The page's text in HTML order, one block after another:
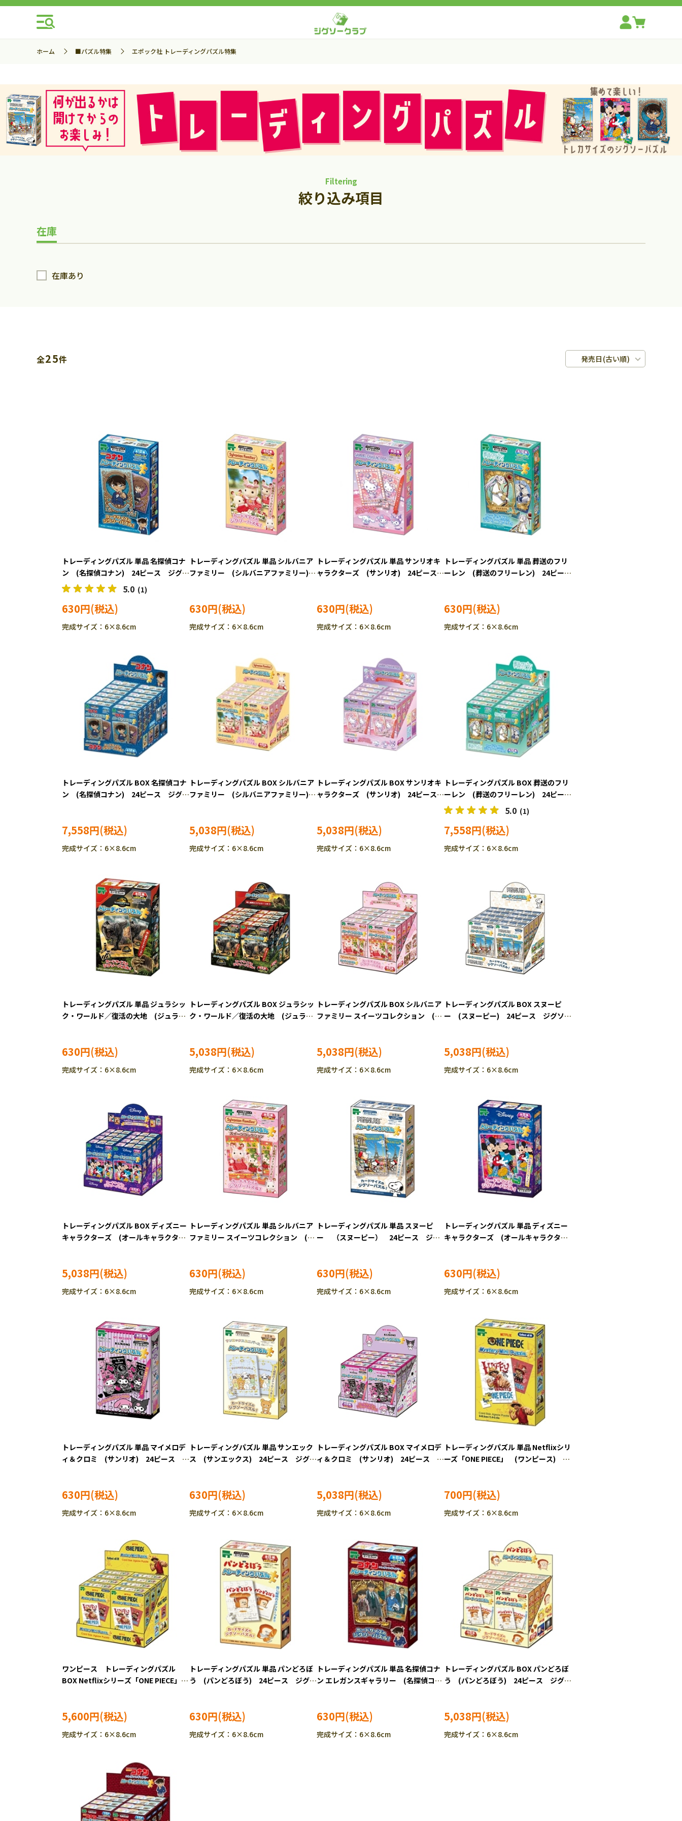
ホーム ■パズル特集 エポック社 トレーディングパズル特集
Filtering
絞り込み項目
在庫
在庫あり
全25件 発売日(古い順)
トレーディングパズル 単品 名探偵コナ
ン (名探偵コナン) 24ピース ジグソ
ーパズル EPO-58-101
5.0 (1)
630円
完成サイズ：6×8.6cm
トレーディングパズル 単品 シルバニア
ファミリー (シルバニアファミリー)
630円
完成サイズ：6×8.6cm
トレーディングパズル 単品 サンリオキ
ャラクターズ (サンリオ) 24ピース
630円
完成サイズ：6×8.6cm
トレーディングパズル 単品 葬送のフリ
ーレン (葬送のフリーレン) 24ピー
630円
完成サイズ：6×8.6cm
トレーディングパズル BOX 名探偵コナ
ン (名探偵コナン) 24ピース ジグソ
7,558円
完成サイズ：6×8.6cm
トレーディングパズル BOX シルバニア
ファミリー (シルバニアファミリー)
5,038円
完成サイズ：6×8.6cm
トレーディングパズル BOX サンリオキ
ャラクターズ (サンリオ) 24ピース
5,038円
完成サイズ：6×8.6cm
トレーディングパズル BOX 葬送のフリ
ーレン (葬送のフリーレン) 24ピー
ス ジグソーパズル EPO-58-204
5.0 (1)
7,558円
完成サイズ：6×8.6cm
トレーディングパズル 単品 ジュラシッ
ク・ワールド／復活の大地 (ジュラシ
630円
完成サイズ：6×8.6cm
トレーディングパズル BOX ジュラシッ
ク・ワールド／復活の大地 (ジュラシ
5,038円
完成サイズ：6×8.6cm
トレーディングパズル BOX シルバニア
ファミリー スイーツコレクション (シ
5,038円
完成サイズ：6×8.6cm
トレーディングパズル BOX スヌーピ
ー (スヌーピー) 24ピース ジグソー
5,038円
完成サイズ：6×8.6cm
トレーディングパズル BOX ディズニー
キャラクターズ (オールキャラクタ
5,038円
完成サイズ：6×8.6cm
トレーディングパズル 単品 シルバニア
ファミリー スイーツコレクション (シ
630円
完成サイズ：6×8.6cm
トレーディングパズル 単品 スヌーピ
ー （スヌーピー） 24ピース ジグ
630円
完成サイズ：6×8.6cm
トレーディングパズル 単品 ディズニー
キャラクターズ (オールキャラクタ
630円
完成サイズ：6×8.6cm
トレーディングパズル 単品 マイメロデ
ィ＆クロミ (サンリオ) 24ピース ジ
630円
完成サイズ：6×8.6cm
トレーディングパズル 単品 サンエック
ス (サンエックス) 24ピース ジグソ
630円
完成サイズ：6×8.6cm
トレーディングパズル BOX マイメロデ
ィ＆クロミ (サンリオ) 24ピース ジ
5,038円
完成サイズ：6×8.6cm
トレーディングパズル 単品 Netflixシリ
ーズ「ONE PIECE」 (ワンピース) 24
700円
完成サイズ：6×8.6cm
ワンピース トレーディングパズル
BOX Netflixシリーズ「ONE PIECE」
5,600円
完成サイズ：6×8.6cm
トレーディングパズル 単品 パンどろぼ
う (パンどろぼう) 24ピース ジグソ
630円
完成サイズ：6×8.6cm
トレーディングパズル 単品 名探偵コナ
ン エレガンスギャラリー (名探偵コナ
630円
完成サイズ：6×8.6cm
トレーディングパズル BOX パンどろぼ
う (パンどろぼう) 24ピース ジグソ
5,038円
完成サイズ：6×8.6cm